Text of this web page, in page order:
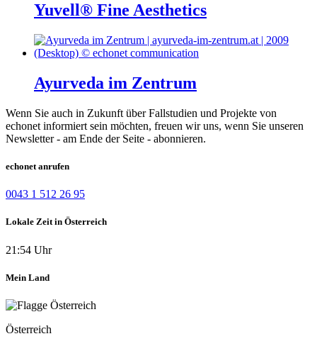
Yuvell® Fine Aesthetics
Ayurveda im Zentrum
Wenn Sie auch in Zukunft über Fallstudien und Projekte von
echonet informiert sein möchten, freuen wir uns, wenn Sie unseren
Newsletter - am Ende der Seite - abonnieren.
echonet anrufen
0043 1 512 26 95
Lokale Zeit in Österreich
21:54 Uhr
Mein Land
Österreich